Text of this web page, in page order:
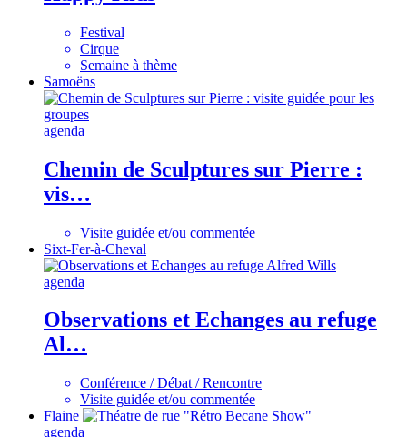
Festival
Cirque
Semaine à thème
Samoëns
agenda
Chemin de Sculptures sur Pierre :
vis…
Visite guidée et/ou commentée
Sixt-Fer-à-Cheval
agenda
Observations et Echanges au refuge
Al…
Conférence / Débat / Rencontre
Visite guidée et/ou commentée
Flaine
agenda